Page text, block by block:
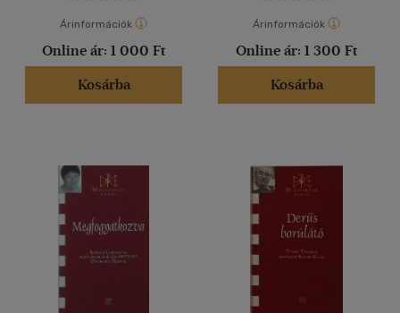
Árinformációk
Online ár: 1 000 Ft
Kosárba
Árinformációk
Online ár: 1 300 Ft
Kosárba